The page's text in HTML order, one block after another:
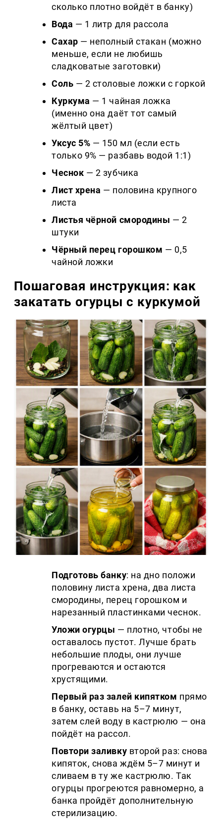
сколько плотно войдёт в банку)
Вода — 1 литр для рассола
Сахар — неполный стакан (можно
меньше, если не любишь
сладковатые заготовки)
Соль — 2 столовые ложки с горкой
Куркума — 1 чайная ложка
(именно она даёт тот самый
жёлтый цвет)
Уксус 5% — 150 мл (если есть
только 9% — разбавь водой 1:1)
Чеснок — 2 зубчика
Лист хрена — половина крупного
листа
Листья чёрной смородины — 2
штуки
Чёрный перец горошком — 0,5
чайной ложки
Пошаговая инструкция: как
закатать огурцы с куркумой
Подготовь банку: на дно положи
половину листа хрена, два листа
смородины, перец горошком и
нарезанный пластинками чеснок.
Уложи огурцы — плотно, чтобы не
оставалось пустот. Лучше брать
небольшие плоды, они лучше
прогреваются и остаются
хрустящими.
Первый раз залей кипятком прямо
в банку, оставь на 5–7 минут,
затем слей воду в кастрюлю — она
пойдёт на рассол.
Повтори заливку второй раз: снова
кипяток, снова ждём 5–7 минут и
сливаем в ту же кастрюлю. Так
огурцы прогреются равномерно, а
банка пройдёт дополнительную
стерилизацию.